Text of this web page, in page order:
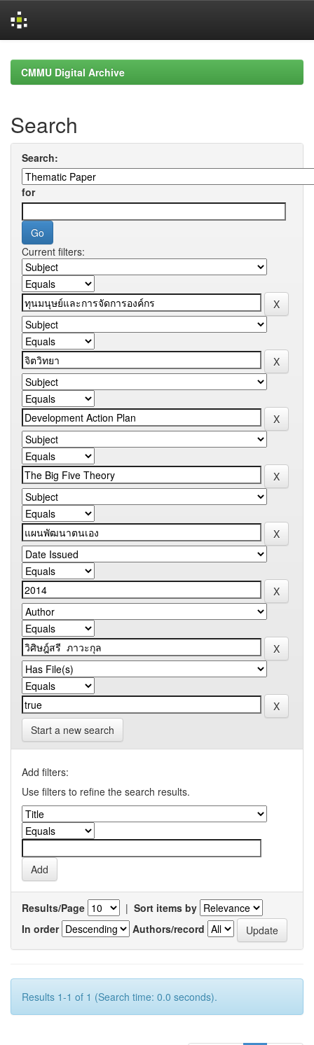
navigationCMMU Digital Archive
Search
Search:
for
Current filters:
Start a new search
Add filters:
Use filters to refine the search results.
Results/Page | Sort items by
In order
Authors/record
Results 1-1 of 1 (Search time: 0.0 seconds).